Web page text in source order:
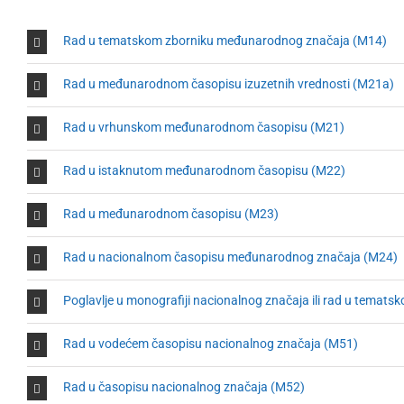
Rad u tematskom zborniku međunarodnog značaja (M14)
Rad u međunarodnom časopisu izuzetnih vrednosti (М21а)
Rad u vrhunskom međunarodnom časopisu (М21)
Rad u istaknutom međunarodnom časopisu (М22)
Rad u međunarodnom časopisu (М23)
Rad u nacionalnom časopisu međunarodnog značaja (М24)
Poglavlje u monografiji nacionalnog značaja ili rad u
Rad u vodećem časopisu nacionalnog značaja (М51)
Rad u časopisu nacionalnog značaja (М52)